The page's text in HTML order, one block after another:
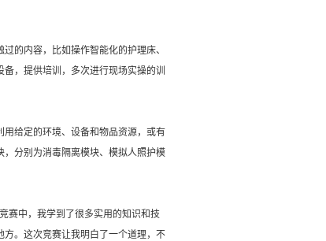
的内容，比如操作智能化的护理床、
，提供培训，多次进行现场实操的训
给定的环境、设备和物品资源，或有
分别为消毒隔离模块、模拟人照护模
赛中，我学到了很多实用的知识和技
。这次竞赛让我明白了一个道理，不